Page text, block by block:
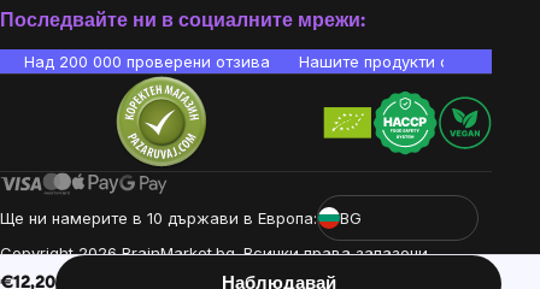
€12,20 Наблюдавай
Последвайте ни в социалните мрежи:
Над 200 000 проверени отзива Нашите продукти са
Ще ни намерите в 10 държави в Европа:
BG
Copyright2026BrainMarket.bg. Всички права запазени.
Политика за обработка на лични данниОбщи условия